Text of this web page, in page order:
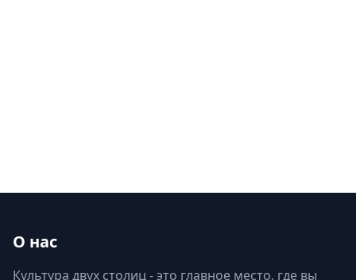
О нас
Культура двух столиц - это главное место, где вы